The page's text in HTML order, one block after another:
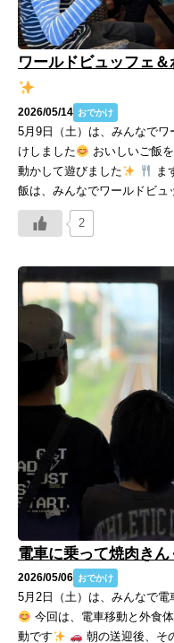
ワールドビュッフェ
2026/05/14 おでかけ
5月9日（土）は、みんなで
けしました
おいしいご飯
動かして遊びました
ま
飯は、みんなでワールドビ
2
電車に乗って焼肉きん
2026/05/06 おでかけ
5月2日（土）は、みんなで
今回は、電車移動と外食
動です
朝の送迎後、そ